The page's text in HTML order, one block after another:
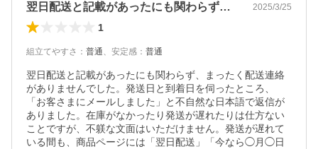
翌日配送と記載があったにも関わらず、ま… 2025/3/25
1
組立てやすさ ： 普通、 安定感 ： 普通
翌日配送と記載があったにも関わらず、まったく配送連絡
がありませんでした。発送日と到着日を伺ったところ、
「お客さまにメールしました」と不自然な日本語で返信が
ありました。在庫がなかったり発送が遅れたりは仕方ない
ことですが、不躾な文面はいただけません。発送が遅れて
いる間も、商品ページには「翌日配送」「今なら◯月◯日